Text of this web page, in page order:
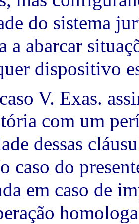
do sistema
a abarcar
dispositivo
V. Exas.
com um
dessas
caso do
em caso de